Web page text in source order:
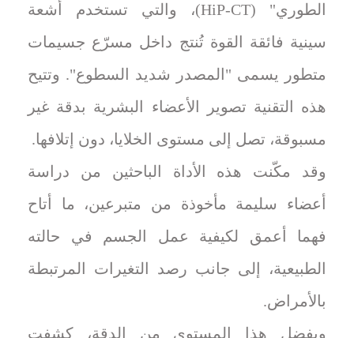
الطوري" (HiP-CT)، والتي تستخدم أشعة
سينية فائقة القوة تُنتج داخل مسرّع جسيمات
متطور يسمى "المصدر شديد السطوع". وتتيح
هذه التقنية تصوير الأعضاء البشرية بدقة غير
مسبوقة، تصل إلى مستوى الخلايا، دون إتلافها.
وقد مكّنت هذه الأداة الباحثين من دراسة
أعضاء سليمة مأخوذة من متبرعين، ما أتاح
فهما أعمق لكيفية عمل الجسم في حالته
الطبيعية، إلى جانب رصد التغيرات المرتبطة
بالأمراض.
وبفضل هذا المستوى من الدقة، كشفت